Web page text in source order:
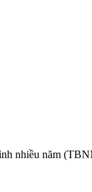
nhiều năm